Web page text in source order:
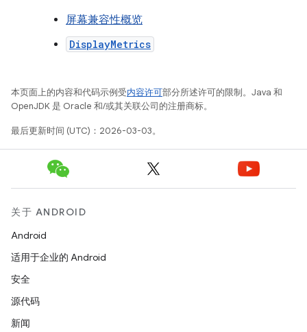
屏幕兼容性概览
DisplayMetrics
本页面上的内容和代码示例受内容许可部分所述许可的限制。Java 和
OpenJDK 是 Oracle 和/或其关联公司的注册商标。
最后更新时间 (UTC)：2026-03-03。
关于 ANDROID
Android
适用于企业的 Android
安全
源代码
新闻